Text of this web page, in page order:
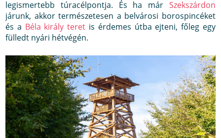
legismertebb túracélpontja. És ha már Szekszárdon
járunk, akkor természetesen a belvárosi borospincéket
és a Béla király teret is érdemes útba ejteni, főleg egy
fülledt nyári hétvégén.